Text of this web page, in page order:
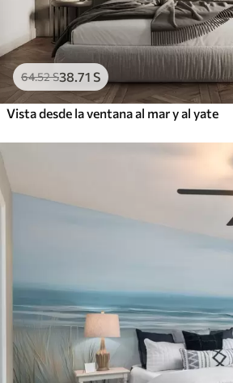
64.52S38 .71 S
Vista desde la ventana al mar y al yate